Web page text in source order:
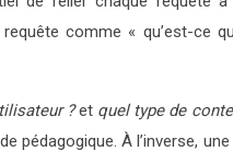
comme « qu’est-ce
?et quel type de
À l’inverse,